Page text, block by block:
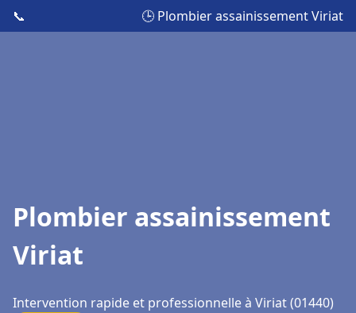
📞 🕒 Plombier assainissement Viriat
Plombier assainissement
Viriat
Intervention rapide et professionnelle à Viriat (01440)